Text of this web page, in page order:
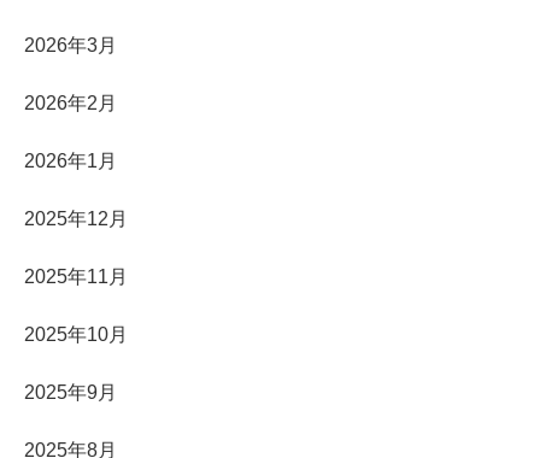
2026年3月
2026年2月
2026年1月
2025年12月
2025年11月
2025年10月
2025年9月
2025年8月